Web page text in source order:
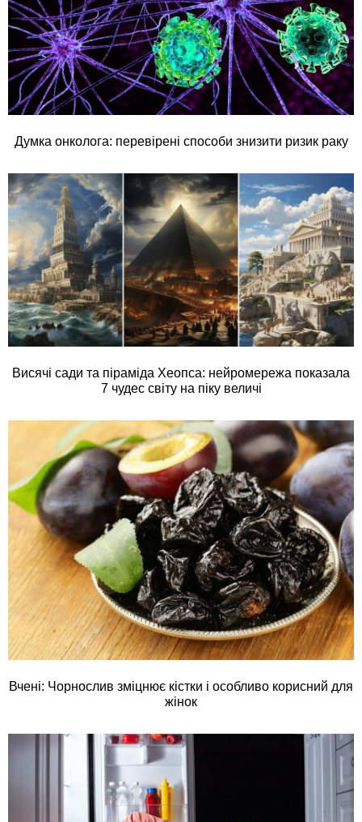
Думка онколога: перевірені способи знизити ризик раку
Висячі сади та піраміда Хеопса: нейромережа показала
7 чудес світу на піку величі
Вчені: Чорнослив зміцнює кістки і особливо корисний для
жінок